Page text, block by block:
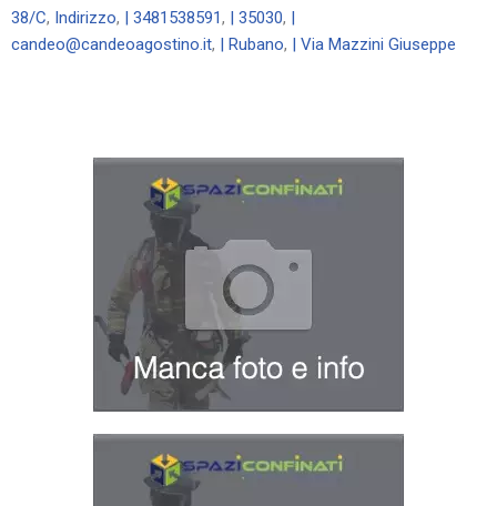
38/C, Indirizzo, | 3481538591, | 35030,
candeo@candeoagostino.it, | Rubano, | Via Mazzini Giuseppe